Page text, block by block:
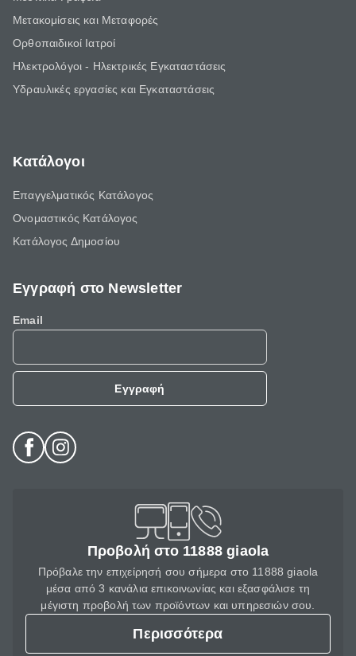
Μετακομίσεις και Μεταφορές
Ορθοπαιδικοί Ιατροί
Ηλεκτρολόγοι - Ηλεκτρικές Εγκαταστάσεις
Υδραυλικές εργασίες και Εγκαταστάσεις
Κατάλογοι
Επαγγελματικός Κατάλογος
Ονομαστικός Κατάλογος
Κατάλογος Δημοσίου
Εγγραφή στο Newsletter
Email
Εγγραφή
Προβολή στο 11888 giaola
Πρόβαλε την επιχείρησή σου σήμερα στο 11888 giaola
μέσα από 3 κανάλια επικοινωνίας και εξασφάλισε τη
μέγιστη προβολή των προϊόντων και υπηρεσιών σου.
Περισσότερα